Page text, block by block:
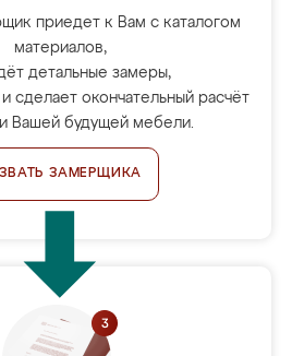
приедет к Вам с каталогом
материалов,
детальные замеры,
сделает окончательный расчёт
Вашей будущей мебели.
ЗАМЕРЩИКА